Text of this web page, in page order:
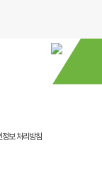
정보 처리방침